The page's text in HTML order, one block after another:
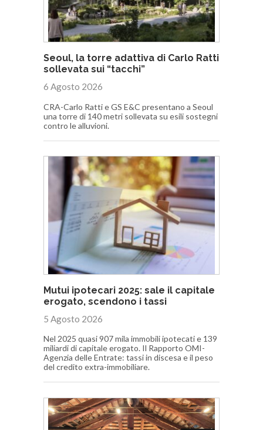
Seoul, la torre adattiva di Carlo Ratti
sollevata sui “tacchi”
6 Agosto 2026
CRA-Carlo Ratti e GS E&C presentano a Seoul
una torre di 140 metri sollevata su esili sostegni
contro le alluvioni.
Mutui ipotecari 2025: sale il capitale
erogato, scendono i tassi
5 Agosto 2026
Nel 2025 quasi 907 mila immobili ipotecati e 139
miliardi di capitale erogato. Il Rapporto OMI-
Agenzia delle Entrate: tassi in discesa e il peso
del credito extra-immobiliare.